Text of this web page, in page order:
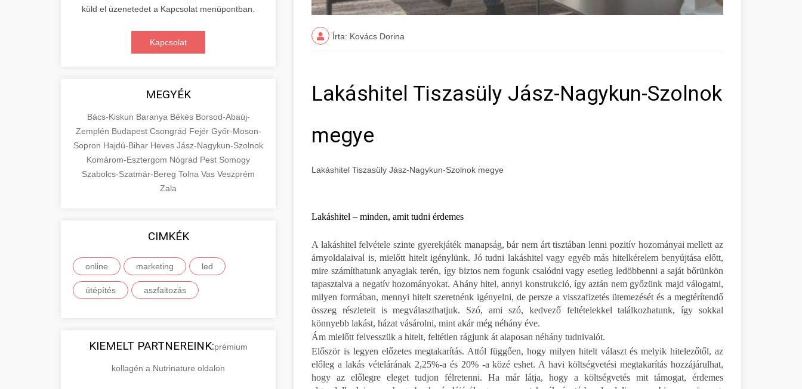
küld el üzenetedet a Kapcsolat menüpontban.
Kapcsolat
MEGYÉK
Bács-Kiskun Baranya Békés Borsod-Abaúj-
Zemplén Budapest Csongrád Fejér Győr-Moson-
Sopron Hajdú-Bihar Heves Jász-Nagykun-Szolnok
Komárom-Esztergom Nógrád Pest Somogy
Szabolcs-Szatmár-Bereg Tolna Vas Veszprém
Zala
CIMKÉK
online marketing led
útépítés aszfaltozás
KIEMELT PARTNEREINK:prémium
kollagén a Nutrinature oldalon
Írta: Kovács Dorina
Lakáshitel Tiszasüly Jász-Nagykun-Szolnok
megye
Lakáshitel Tiszasüly Jász-Nagykun-Szolnok megye
Lakáshitel – minden, amit tudni érdemes
A lakáshitel felvétele szinte gyerekjáték manapság, bár nem árt tisztában lenni pozitív hozományai mellett az
árnyoldalaival is, mielőtt hitelt igénylünk. Jó tudni lakáshitel vagy egyéb más hitelkérelem benyújtása előtt,
mire számíthatunk anyagiak terén, így biztos nem fogunk csalódni vagy esetleg ledöbbenni a saját bőrünkön
tapasztalva a negatív hozományokat. Ahány hitel, annyi konstrukció, így aztán nem győzünk majd válogatni,
milyen formában, mennyi hitelt szeretnénk igényelni, de persze a visszafizetés ütemezését és a megtérítendő
összeg részleteit is megválaszthatjuk. Szó, ami szó, kedvező feltételekkel találkozhatunk, így sokkal
könnyebb lakást, házat vásárolni, mint akár még néhány éve.
Ám mielőtt felvesszük a hitelt, feltétlen rágjunk át alaposan néhány tudnivalót.
Először is legyen előzetes megtakarítás. Attól függően, hogy milyen hitelt választ és melyik hitelezőtől, az
előleg a lakás vételárának 2,25%-a és 20% -a közé eshet. A havi költségvetési megtakarítás hozzájárulhat,
hogy az előlegre eleget tudjon félretenni. Ha már látja, hogy a költségvetés mit támogat, érdemes